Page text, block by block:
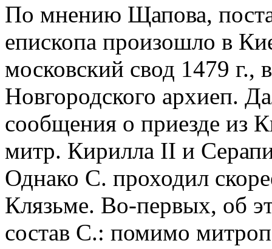
По мнению Щапова,
епископа произошло в
московский свод 1479 г.,
Новгородского архиеп.
сообщения о приезде из
митр. Кирилла II и
Однако С. проходил
Клязьме. Во-первых, об
состав С.: помимо